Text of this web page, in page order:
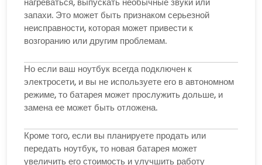
запахи. Это может быть признаком серьезной
неисправности, которая может привести к
возгоранию или другим проблемам.
Но если ваш ноутбук всегда подключен к
электросети, и вы не используете его в автономном
режиме, то батарея может прослужить дольше, и
замена ее может быть отложена.
Кроме того, если вы планируете продать или
передать ноутбук, то новая батарея может
увеличить его стоимость и улучшить работу